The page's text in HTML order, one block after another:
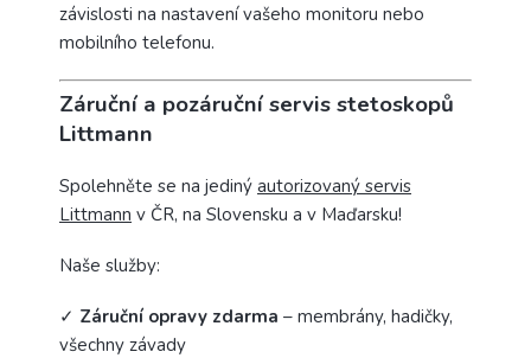
závislosti na nastavení vašeho monitoru nebo
mobilního telefonu.
Záruční a pozáruční servis stetoskopů
Littmann
Spolehněte se na jediný autorizovaný servis
Littmann v ČR, na Slovensku a v Maďarsku!
Naše služby:
✓ Záruční opravy zdarma – membrány, hadičky,
všechny závady